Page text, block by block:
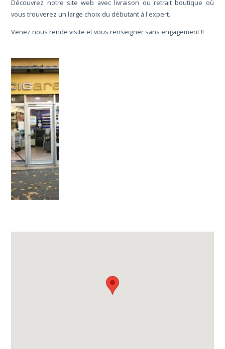
Découvrez notre site web avec livraison ou retrait boutique où
vous trouverez un large choix du débutant à l'expert.
Venez nous rende visite et vous renseigner sans engagement !!